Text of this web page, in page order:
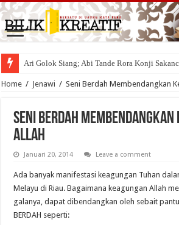
Ari Golok Siang; Abi Tande Rora Konji
Home / Jenawi / Seni Berdah Membendangkan
Seni Berdah Membendangkan
Allah
Januari 20, 2014 Leave a comment
Ada banyak manifestasi keagungan Tuhan
Melayu di Riau. Bagaimana keagungan Allah
galanya, dapat dibendangkan oleh sebait
BERDAH seperti: